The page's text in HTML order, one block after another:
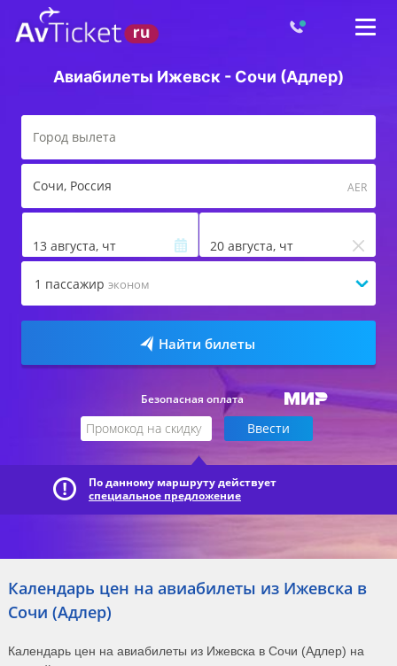
Авиабилеты Ижевск - Сочи (Адлер)
Сочи, Россия AER
13 августа, чт 20 августа, чт
1 пассажир эконом
Найти билеты
Безопасная оплата
По данному маршруту действует
специальное предложение
Календарь цен на авиабилеты из Ижевска в
Сочи (Адлер)
Календарь цен на авиабилеты из Ижевска в Сочи (Адлер) на